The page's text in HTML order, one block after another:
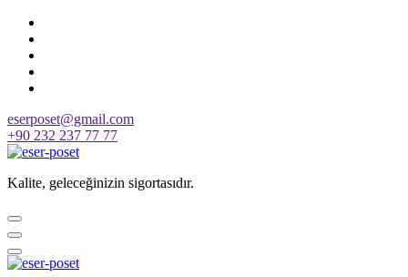
Skip
content
eserposet@gmail.com
+90 232 237 77 77
Kalite, geleceğinizin sigortasıdır.